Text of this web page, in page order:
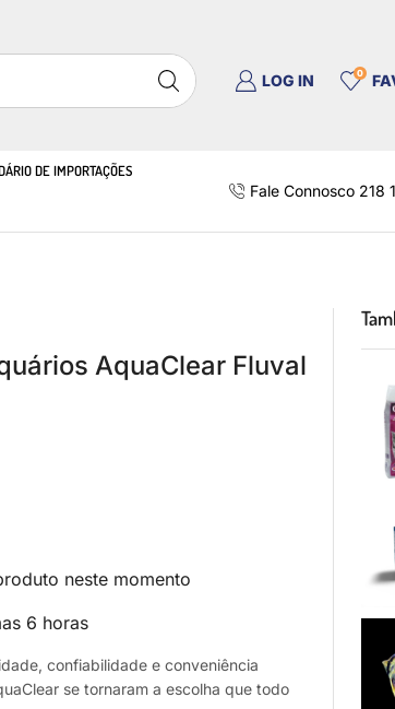
LOG IN 0
DE IMPORTAÇÕES
Fale Connosco 218
AquaClear Fluval
neste momento
6 horas
confiabilidade e conveniência
se tornaram a escolha que todo